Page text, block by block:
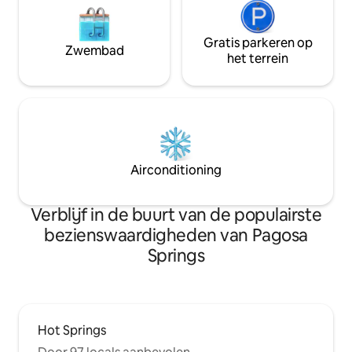
Zwembad
Gratis parkeren op
het terrein
Airconditioning
Verblijf in de buurt van de populairste
bezienswaardigheden van Pagosa
Springs
Hot Springs